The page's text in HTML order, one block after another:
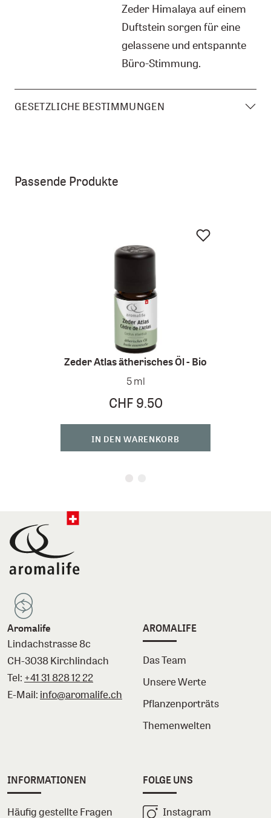
Zeder Himalaya auf einem
Duftstein sorgen für eine
gelassene und entspannte
Büro-Stimmung.
GESETZLICHE BESTIMMUNGEN
Passende Produkte
Zeder Atlas ätherisches Öl - Bio
5 ml
CHF 9.50
IN DEN WARENKORB
Aromalife
Lindachstrasse 8c
CH-3038 Kirchlindach
Tel: +41 31 828 12 22
E-Mail: info@aromalife.ch
AROMALIFE
Das Team
Unsere Werte
Pflanzenporträts
Themenwelten
INFORMATIONEN
Häufig gestellte Fragen
FOLGE UNS
Instagram